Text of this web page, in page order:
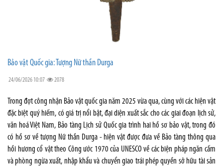
Bảo vật Quốc gia: Tượng Nữ thần Durga
24/06/2026 10:07 2078
Trong đợt công nhận Bảo vật quốc gia năm 2025 vừa qua, cùng với các hiện vật
đặc biệt quý hiếm, có giá trị nổi bật, đại diện xuất sắc cho các giai đoạn lịch sử,
văn hoá Việt Nam, Bảo tàng Lịch sử Quốc gia trình hai hồ sơ bảo vật, trong đó
có hồ sơ về tượng Nữ thần Durga - hiện vật được đưa về Bảo tàng thông qua
hồi hương cổ vật theo Công ước 1970 của UNESCO về các biện pháp ngăn cấm
và phòng ngừa xuất, nhập khẩu và chuyển giao trái phép quyền sở hữu tài sản